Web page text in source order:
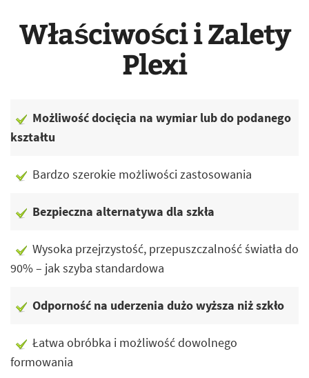
Właściwości i Zalety
Plexi
Możliwość docięcia na wymiar lub do podanego
kształtu
Bardzo szerokie możliwości zastosowania
Bezpieczna alternatywa dla szkła
Wysoka przejrzystość, przepuszczalność światła do
90% – jak szyba standardowa
Odporność na uderzenia dużo wyższa niż szkło
Łatwa obróbka i możliwość dowolnego
formowania